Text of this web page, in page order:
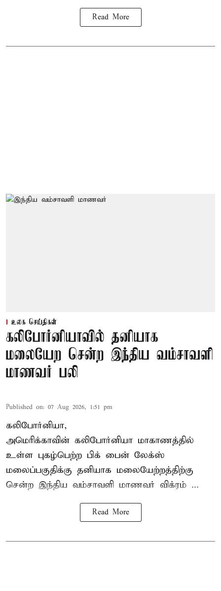
Read More
உலக செய்திகள்
கலிபோர்னியாவில் தனியாக
மலையேற சென்ற இந்திய வம்சாவளி
மாணவர் பலி
Published on: 07 Aug 2026, 1:51 pm
கலிபோர்னியா,
அமெரிக்காவின் கலிபோர்னியா மாகாணத்தில்
உள்ள புகழ்பெற்ற பிக் பைன் லேக்ஸ்
மலைப்பகுதிக்கு தனியாக மலையேற்றத்திற்கு
சென்ற இந்திய வம்சாவளி மாணவர் விக்ரம் ...
Read More